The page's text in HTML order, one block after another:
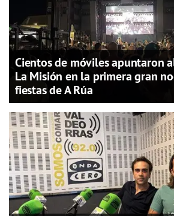
Cientos de móviles apuntaron
La Misión en la primera gran
fiestas de A Rúa